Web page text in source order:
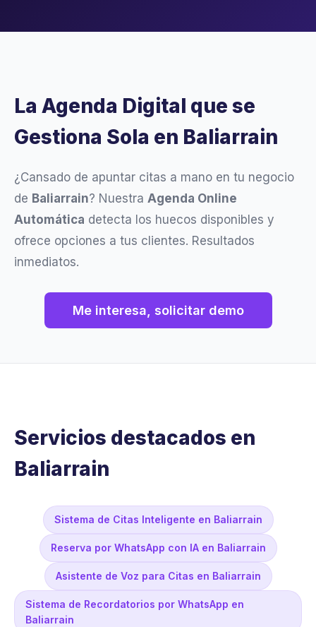
La Agenda Digital que se
Gestiona Sola en Baliarrain
¿Cansado de apuntar citas a mano en tu negocio
de Baliarrain? Nuestra Agenda Online
Automática detecta los huecos disponibles y
ofrece opciones a tus clientes. Resultados
inmediatos.
Me interesa, solicitar demo
Servicios destacados en
Baliarrain
Sistema de Citas Inteligente en Baliarrain
Reserva por WhatsApp con IA en Baliarrain
Asistente de Voz para Citas en Baliarrain
Sistema de Recordatorios por WhatsApp en
Baliarrain